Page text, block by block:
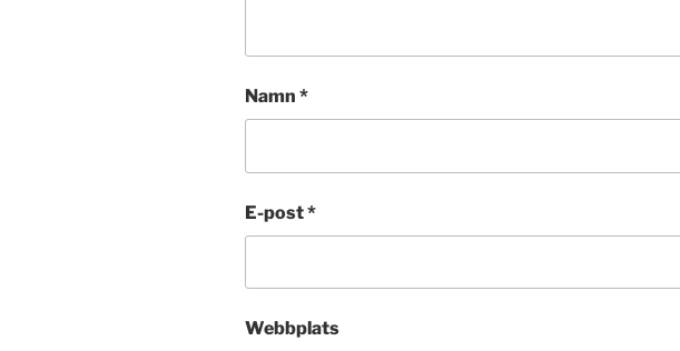
Namn *
E-post*
Webbplats